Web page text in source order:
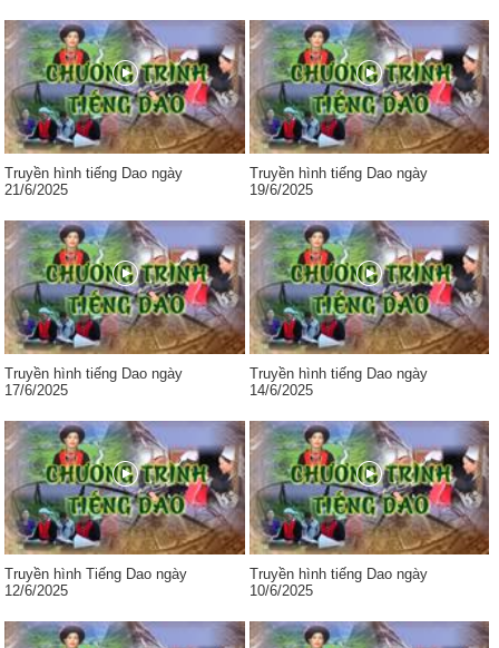
Truyền hình tiếng Dao ngày
21/6/2025
Truyền hình tiếng Dao ngày
19/6/2025
Truyền hình tiếng Dao ngày
17/6/2025
Truyền hình tiếng Dao ngày
14/6/2025
Truyền hình Tiếng Dao ngày
12/6/2025
Truyền hình tiếng Dao ngày
10/6/2025